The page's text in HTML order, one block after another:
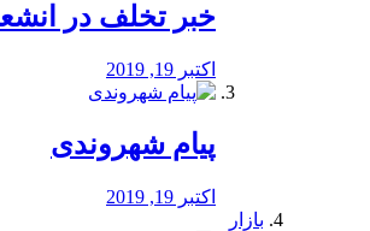
خبر تخلف در
اکتبر 19, 2019
پیام شهروندی
اکتبر 19, 2019
بازار